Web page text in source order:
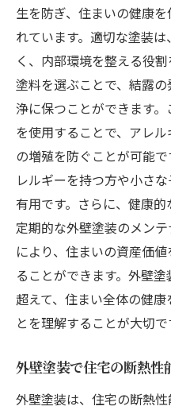
生を防ぎ、住まいの健康
れています。適切な塗装
く、内部環境を整える役
塗料を選ぶことで、結露
浄に保つことができます
を使用することで、アレ
の増殖を防ぐことが可能
レルギーを持つ方や小さ
有用です。さらに、健康的
定期的な外壁塗装のメン
により、住まいの資産価
ることができます。外壁
超えて、住まい全体の健
とを理解することが大切で
外壁塗装で住宅の断熱性
外壁塗装は、住宅の断熱